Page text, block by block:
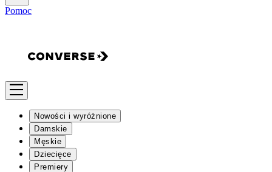
Pomoc
Nowości i wyróżnione
Damskie
Męskie
Dziecięce
Premiery